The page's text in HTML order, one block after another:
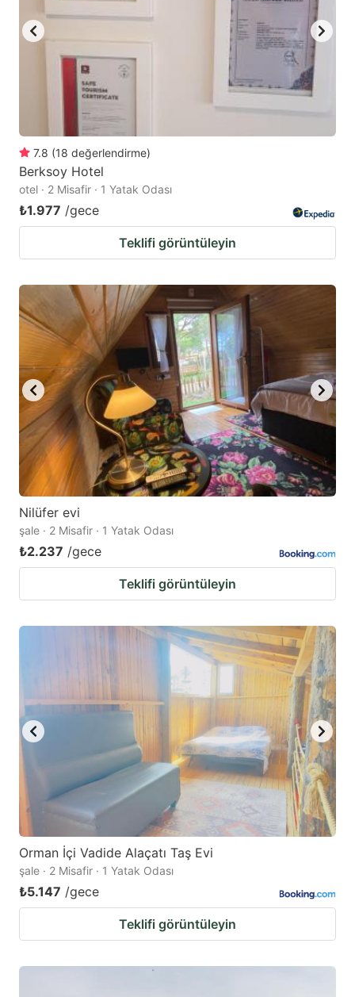
7.8 (18 değerlendirme)
Berksoy Hotel
otel · 2 Misafir · 1 Yatak Odası
₺1.977 /gece
Teklifi görüntüleyin
Nilüfer evi
şale · 2 Misafir · 1 Yatak Odası
₺2.237 /gece
Teklifi görüntüleyin
Orman İçi Vadide Alaçatı Taş Evi
şale · 2 Misafir · 1 Yatak Odası
₺5.147 /gece
Teklifi görüntüleyin